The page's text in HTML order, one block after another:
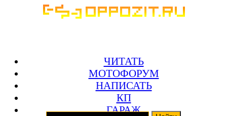
ЧИТАТЬ
МОТОФОРУМ
НАПИСАТЬ
КП
ГАРАЖ